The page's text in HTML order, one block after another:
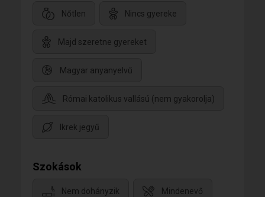
Nőtlen Nincs gyereke
Majd szeretne gyereket
Magyar anyanyelvű
Római katolikus vallású (nem gyakorolja)
Ikrek jegyű
Szokások
Nem dohányzik Mindenevő